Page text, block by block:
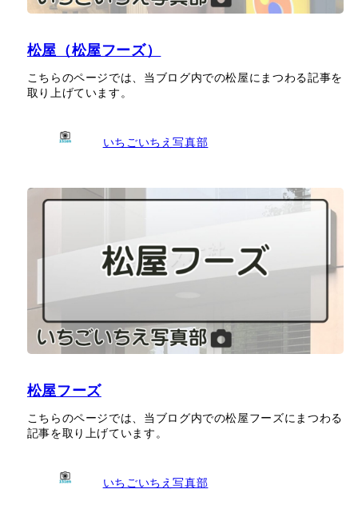
松屋（松屋フーズ）
こちらのページでは、当ブログ内での松屋にまつわる記事を
取り上げています。
いちごいちえ写真部
松屋フーズ
こちらのページでは、当ブログ内での松屋フーズにまつわる
記事を取り上げています。
いちごいちえ写真部